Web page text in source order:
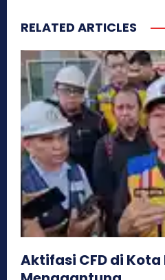
RELATED ARTICLES
Aktifasi CFD di Kota